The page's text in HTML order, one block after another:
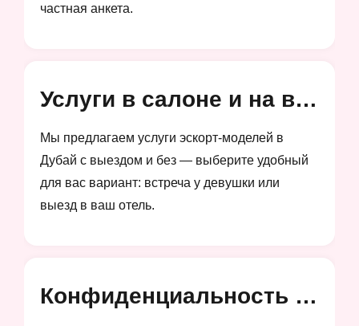
частная анкета.
Услуги в салоне и на выезд
Мы предлагаем услуги эскорт-моделей в
Дубай с выездом и без — выберите удобный
для вас вариант: встреча у девушки или
выезд в ваш отель.
Конфиденциальность и анонимность